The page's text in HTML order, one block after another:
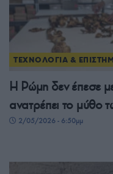
ΤΕΧΝΟΛΟΓΙΑ &
Η Ρώμη δεν έπεσε
ανατρέπει το μύθο
2/05/2026 - 6:50μμ